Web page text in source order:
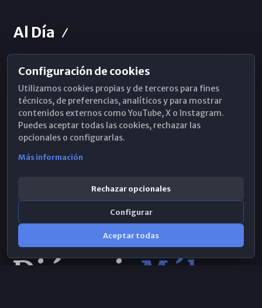
Al Día
Horarios de Misa
Hemeroteca
WhatsApp
Configuración de cookies
Utilizamos cookies propias y de terceros para fines
técnicos, de preferencias, analíticos y para mostrar
contenidos externos como YouTube, X o Instagram.
Puedes aceptar todas las cookies, rechazar las
opcionales o configurarlas.
Más información
Rechazar opcionales
Configurar
Aceptar todas